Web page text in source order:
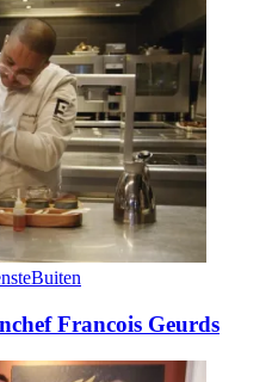
Francois Geurds